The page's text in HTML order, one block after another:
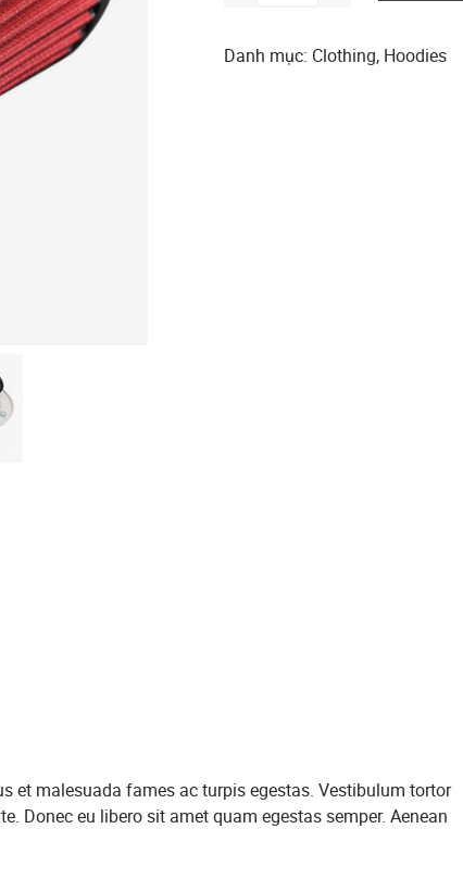
Danh mục: Clothing, Hoodies
et malesuada fames ac turpis egestas. Vestibulum tortor
Donec eu libero sit amet quam egestas semper. Aenean